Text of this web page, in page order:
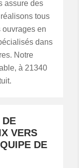
assure des
tous
ouvrages en
dans
Notre
à 21340
DE
VERS
DE